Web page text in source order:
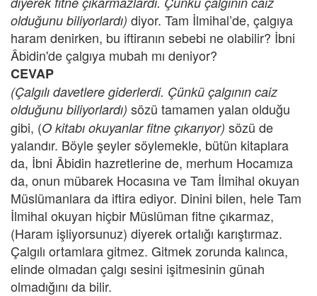
olduğunu biliyorlardı) diyor. Tam İlmihal’de, çalgıya
haram denirken, bu iftiranın sebebi ne olabilir? İbni
Âbidin'de çalgıya mubah mı deniyor?
CEVAP
(Çalgılı davetlere giderlerdi. Çünkü çalgının caiz
olduğunu biliyorlardı) sözü tamamen yalan olduğu
gibi, (O kitabı okuyanlar fitne çıkarıyor) sözü de
yalandır. Böyle şeyler söylemekle, bütün kitaplara
da, İbni Âbidin hazretlerine de, merhum Hocamıza
da, onun mübarek Hocasına ve Tam İlmihal okuyan
Müslümanlara da iftira ediyor. Dinini bilen, hele Tam
İlmihal okuyan hiçbir Müslüman fitne çıkarmaz,
(Haram işliyorsunuz) diyerek ortalığı karıştırmaz.
Çalgılı ortamlara gitmez. Gitmek zorunda kalınca,
elinde olmadan çalgı sesini işitmesinin günah
olmadığını da bilir.